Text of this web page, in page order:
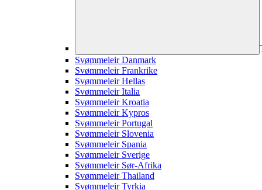
Svømmeleir Danmark
Svømmeleir Frankrike
Svømmeleir Hellas
Svømmeleir Italia
Svømmeleir Kroatia
Svømmeleir Kypros
Svømmeleir Portugal
Svømmeleir Slovenia
Svømmeleir Spania
Svømmeleir Sverige
Svømmeleir Sør-Afrika
Svømmeleir Thailand
Svømmeleir Tyrkia